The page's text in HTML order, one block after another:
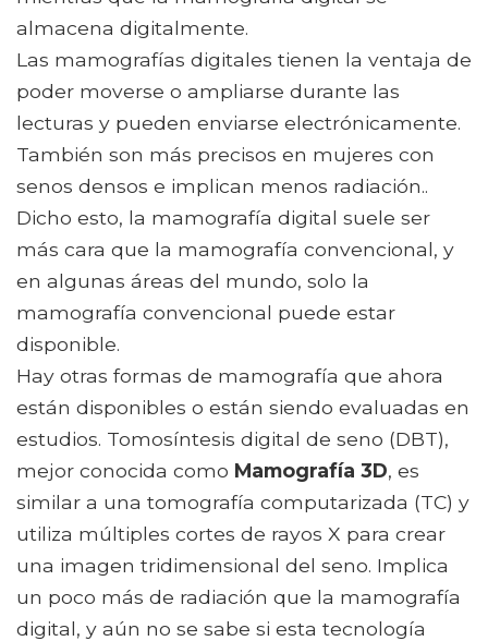
almacena digitalmente.
Las mamografías digitales tienen la ventaja de
poder moverse o ampliarse durante las
lecturas y pueden enviarse electrónicamente.
También son más precisos en mujeres con
senos densos e implican menos radiación..
Dicho esto, la mamografía digital suele ser
más cara que la mamografía convencional, y
en algunas áreas del mundo, solo la
mamografía convencional puede estar
disponible.
Hay otras formas de mamografía que ahora
están disponibles o están siendo evaluadas en
estudios. Tomosíntesis digital de seno (DBT),
mejor conocida como Mamografía 3D, es
similar a una tomografía computarizada (TC) y
utiliza múltiples cortes de rayos X para crear
una imagen tridimensional del seno. Implica
un poco más de radiación que la mamografía
digital, y aún no se sabe si esta tecnología